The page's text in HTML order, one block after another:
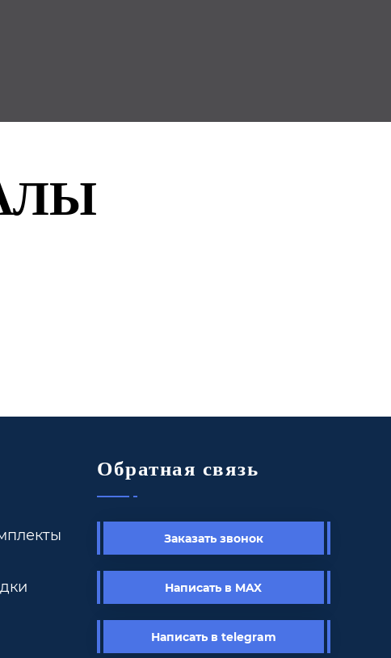
Обратная связь
Заказать звонок
Написать в MAX
Написать в telegram